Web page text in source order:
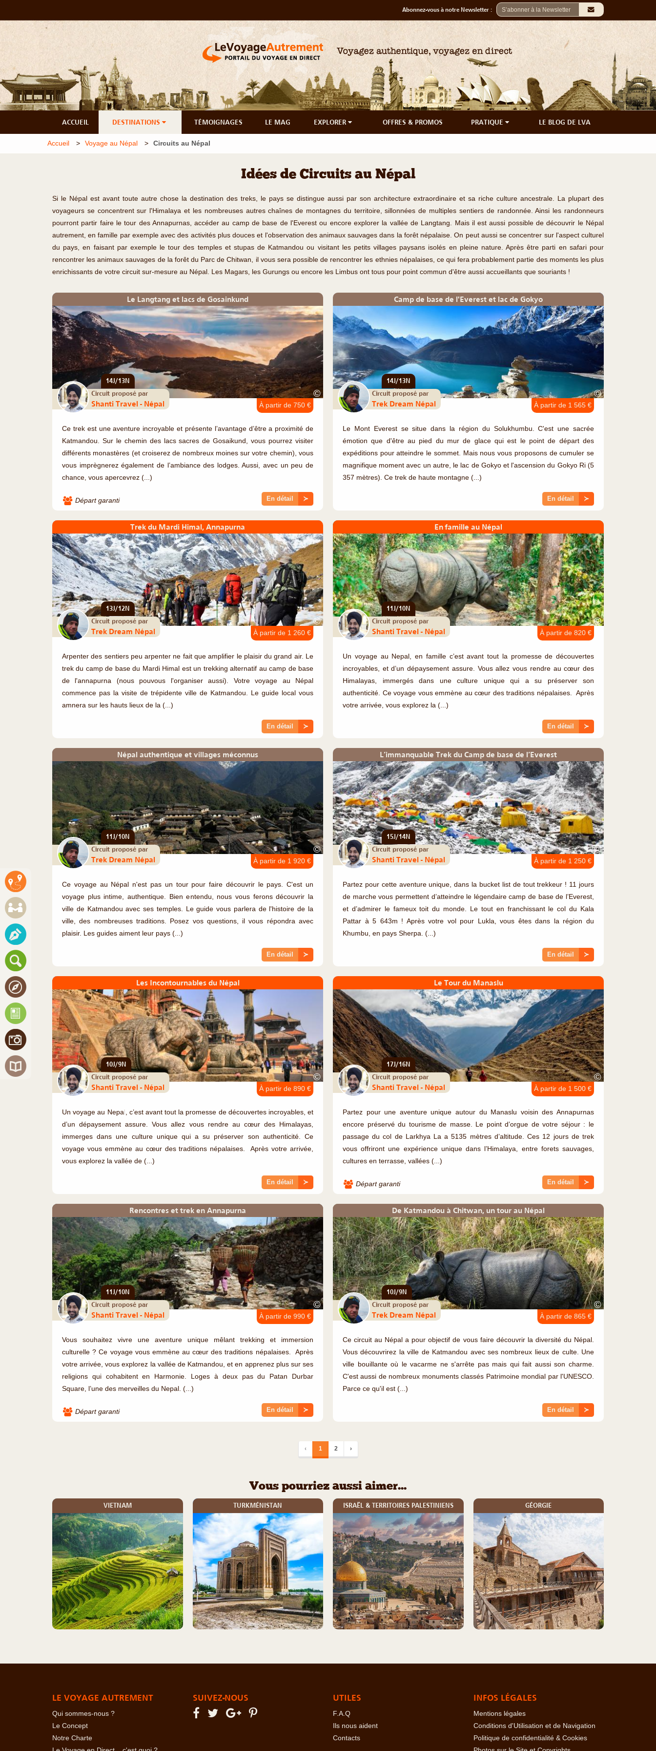
Abonnez-vous à notre Newsletter :
ACCUEIL DESTINATIONS TÉMOIGNAGES LE MAG EXPLORER OFFRES & PROMOS PRATIQUE LE BLOG DE LVA
Accueil Voyage au Népal Circuits au Népal
Idées de Circuits au Népal
Si le Népal est avant toute autre chose la destination des treks, le pays se distingue aussi par son architecture extraordinaire et sa riche culture ancestrale. La plupart des
voyageurs se concentrent sur l'Himalaya et les nombreuses autres chaînes de montagnes du territoire, sillonnées de multiples sentiers de randonnée. Ainsi les randonneurs
pourront partir faire le tour des Annapurnas, accéder au camp de base de l'Everest ou encore explorer la vallée de Langtang. Mais il est aussi possible de découvrir le Népal
autrement, en famille par exemple avec des activités plus douces et l'observation des animaux sauvages dans la forêt népalaise. On peut aussi se concentrer sur l'aspect culturel
du pays, en faisant par exemple le tour des temples et stupas de Katmandou ou visitant les petits villages paysans isolés en pleine nature. Après être parti en safari pour
rencontrer les animaux sauvages de la forêt du Parc de Chitwan, il vous sera possible de rencontrer les ethnies népalaises, ce qui fera probablement partie des moments les plus
enrichissants de votre circuit sur-mesure au Népal. Les Magars, les Gurungs ou encore les Limbus ont tous pour point commun d'être aussi accueillants que souriants !
Le Langtang et lacs de Gosainkund
©
14J/13N
Circuit proposé par
Shanti Travel - Népal À partir de 750 €
Ce trek est une aventure incroyable et présente l’avantage d’être a proximité de
Katmandou. Sur le chemin des lacs sacres de Gosaikund, vous pourrez visiter
différents monastères (et croiserez de nombreux moines sur votre chemin), vous
vous imprègnerez également de l’ambiance des lodges. Aussi, avec un peu de
chance, vous apercevrez (...)
Départ garanti En détail ≻
Camp de base de l'Everest et lac de Gokyo
©
14J/13N
Circuit proposé par
Trek Dream Népal À partir de 1 565 €
Le Mont Everest se situe dans la région du Solukhumbu. C'est une sacrée
émotion que d'être au pied du mur de glace qui est le point de départ des
expéditions pour atteindre le sommet. Mais nous vous proposons de cumuler se
magnifique moment avec un autre, le lac de Gokyo et l'ascension du Gokyo Ri (5
357 mètres). Ce trek de haute montagne (...)
En détail ≻
Trek du Mardi Himal, Annapurna
©
13J/12N
Circuit proposé par
Trek Dream Népal À partir de 1 260 €
Arpenter des sentiers peu arpenter ne fait que amplifier le plaisir du grand air. Le
trek du camp de base du Mardi Himal est un trekking alternatif au camp de base
de l'annapurna (nous pouvous l'organiser aussi). Votre voyage au Népal
commence pas la visite de trépidente ville de Katmandou. Le guide local vous
amnera sur les hauts lieux de la (...)
En détail ≻
En famille au Népal
©
11J/10N
Circuit proposé par
Shanti Travel - Népal À partir de 820 €
Un voyage au Nepal, en famille c’est avant tout la promesse de découvertes
incroyables, et d’un dépaysement assure. Vous allez vous rendre au cœur des
Himalayas, immergés dans une culture unique qui a su préserver son
authenticité. Ce voyage vous emmène au cœur des traditions népalaises. Après
votre arrivée, vous explorez la (...)
En détail ≻
Népal authentique et villages méconnus
©
11J/10N
Circuit proposé par
Trek Dream Népal À partir de 1 920 €
Ce voyage au Népal n'est pas un tour pour faire découvrir le pays. C'est un
voyage plus intime, authentique. Bien entendu, nous vous ferons découvrir la
ville de Katmandou avec ses temples. Le guide vous parlera de l'histoire de la
ville, des nombreuses traditions. Posez vos questions, il vous répondra avec
plaisir. Les guides aiment leur pays (...)
En détail ≻
L’immanquable Trek du Camp de base de l’Everest
©
15J/14N
Circuit proposé par
Shanti Travel - Népal À partir de 1 250 €
Partez pour cette aventure unique, dans la bucket list de tout trekkeur ! 11 jours
de marche vous permettent d’atteindre le légendaire camp de base de l’Everest,
et d’admirer le fameux toit du monde. Le tout en franchissant le col du Kala
Pattar à 5 643m ! Après votre vol pour Lukla, vous êtes dans la région du
Khumbu, en pays Sherpa. (...)
En détail ≻
Les Incontournables du Népal
©
10J/9N
Circuit proposé par
Shanti Travel - Népal À partir de 890 €
Un voyage au Nepal, c’est avant tout la promesse de découvertes incroyables, et
d’un dépaysement assure. Vous allez vous rendre au cœur des Himalayas,
immerges dans une culture unique qui a su préserver son authenticité. Ce
voyage vous emmène au cœur des traditions népalaises. Après votre arrivée,
vous explorez la vallée de (...)
En détail ≻
Le Tour du Manaslu
©
17J/16N
Circuit proposé par
Shanti Travel - Népal À partir de 1 500 €
Partez pour une aventure unique autour du Manaslu voisin des Annapurnas
encore préservé du tourisme de masse. Le point d’orgue de votre séjour : le
passage du col de Larkhya La a 5135 mètres d’altitude. Ces 12 jours de trek
vous offriront une expérience unique dans l’Himalaya, entre forets sauvages,
cultures en terrasse, vallées (...)
Départ garanti En détail ≻
Rencontres et trek en Annapurna
©
11J/10N
Circuit proposé par
Shanti Travel - Népal À partir de 990 €
Vous souhaitez vivre une aventure unique mêlant trekking et immersion
culturelle ? Ce voyage vous emmène au cœur des traditions népalaises. Après
votre arrivée, vous explorez la vallée de Katmandou, et en apprenez plus sur ses
religions qui cohabitent en Harmonie. Loges à deux pas du Patan Durbar
Square, l’une des merveilles du Nepal. (...)
Départ garanti En détail ≻
De Katmandou à Chitwan, un tour au Népal
©
10J/9N
Circuit proposé par
Trek Dream Népal À partir de 865 €
Ce circuit au Népal a pour objectif de vous faire découvrir la diversité du Népal.
Vous découvrirez la ville de Katmandou avec ses nombreux lieux de culte. Une
ville bouillante où le vacarme ne s'arrête pas mais qui fait aussi son charme.
C'est aussi de nombreux monuments classés Patrimoine mondial par l'UNESCO.
Parce ce qu'il est (...)
En détail ≻
‹ 1 2 ›
Vous pourriez aussi aimer...
VIETNAM TURKMÉNISTAN ISRAËL & TERRITOIRES PALESTINIENS GÉORGIE
LE VOYAGE AUTREMENT
Qui sommes-nous ?
Le Concept
Notre Charte
SUIVEZ-NOUS UTILES
F.A.Q
Ils nous aident
Contacts
INFOS LÉGALES
Mentions légales
Conditions d'Utilisation et de Navigation
Politique de confidentialité & Cookies